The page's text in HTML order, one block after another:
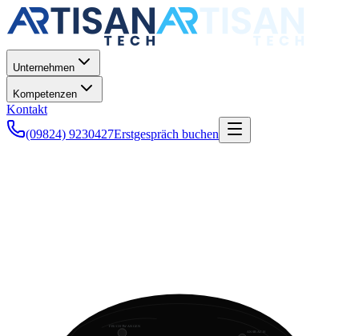
Unternehmen
Kompetenzen
Kontakt
(09824) 9230427Erstgespräch buchen
FEUCHTWANGEN
ANSBACH